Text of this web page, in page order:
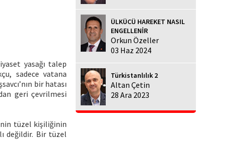
yasağı talep
sadece vatana
bir hatası
geri çevrilmesi
tüzel kişiliğinin
değildir. Bir tüzel
ÜLKÜCÜ HAREKET NASIL
ENGELLENİR
Orkun Özeller
03 Haz 2024
Türkistanlılık 2
Altan Çetin
28 Ara 2023